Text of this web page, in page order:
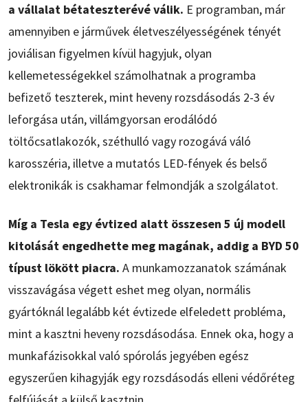
a vállalat bétateszterévé válik. E programban, már
amennyiben e járművek életveszélyességének tényét
joviálisan figyelmen kívül hagyjuk, olyan
kellemetességekkel számolhatnak a programba
befizető teszterek, mint heveny rozsdásodás 2-3 év
leforgása után, villámgyorsan erodálódó
töltőcsatlakozók, széthulló vagy rozogává váló
karosszéria, illetve a mutatós LED-fények és belső
elektronikák is csakhamar felmondják a szolgálatot.
Míg a Tesla egy évtized alatt összesen 5 új modell
kitolását engedhette meg magának, addig a BYD 50
típust lökött piacra. A munkamozzanatok számának
visszavágása végett eshet meg olyan, normális
gyártóknál legalább két évtizede elfeledett probléma,
mint a kasztni heveny rozsdásodása. Ennek oka, hogy a
munkafázisokkal való spórolás jegyében egész
egyszerűen kihagyják egy rozsdásodás elleni védőréteg